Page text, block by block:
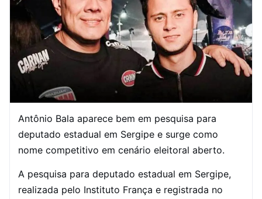
Antônio Bala aparece bem em pesquisa para
deputado estadual em Sergipe e surge como
nome competitivo em cenário eleitoral aberto.
A pesquisa para deputado estadual em Sergipe,
realizada pelo Instituto França e registrada no